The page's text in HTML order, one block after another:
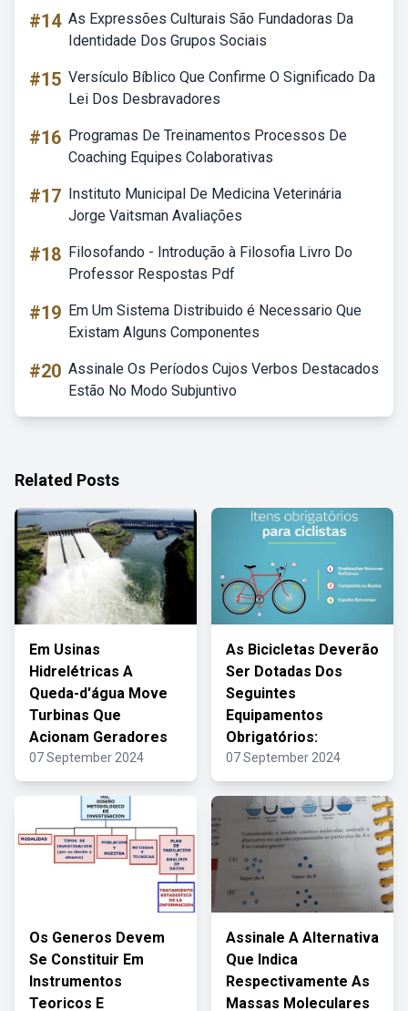
#14 As Expressões Culturais São Fundadoras Da
Identidade Dos Grupos Sociais
#15 Versículo Bíblico Que Confirme O Significado Da
Lei Dos Desbravadores
#16 Programas De Treinamentos Processos De
Coaching Equipes Colaborativas
#17 Instituto Municipal De Medicina Veterinária
Jorge Vaitsman Avaliações
#18 Filosofando - Introdução à Filosofia Livro Do
Professor Respostas Pdf
#19 Em Um Sistema Distribuido é Necessario Que
Existam Alguns Componentes
#20 Assinale Os Períodos Cujos Verbos Destacados
Estão No Modo Subjuntivo
Related Posts
Em Usinas
Hidrelétricas A
Queda-d'água Move
Turbinas Que
Acionam Geradores
07 September 2024
As Bicicletas Deverão
Ser Dotadas Dos
Seguintes
Equipamentos
Obrigatórios:
07 September 2024
Os Generos Devem
Se Constituir Em
Instrumentos
Teoricos E
Assinale A Alternativa
Que Indica
Respectivamente As
Massas Moleculares